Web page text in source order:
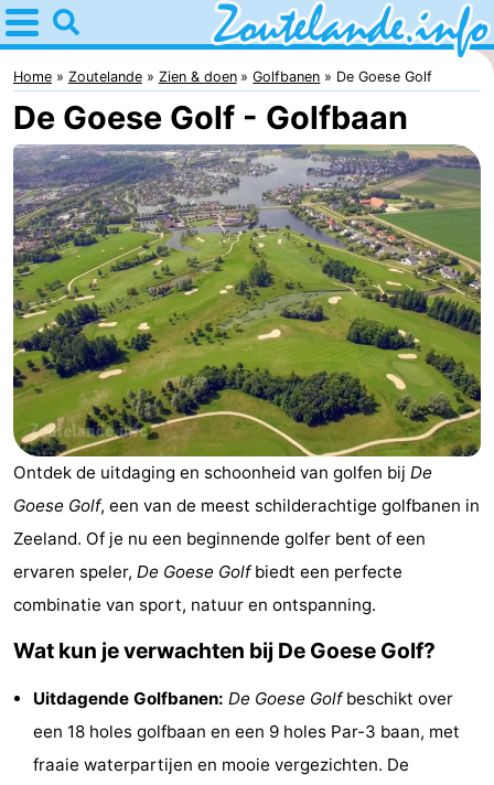
Home
Zoutelande
Tips
Voor
kinderen
Webcam
Webcam
Langstraat
Webcam
Strand
Overnachten
Appartementen
Bed
breakfasts)
Hotels
Zien
Home Zoutelande Zien & doen Golfbanen De Goese Golf
De Goese Golf - Golfbaan
Ontdek de uitdaging en schoonheid van golfen bij De
Goese Golf, een van de meest schilderachtige golfbanen in
Zeeland. Of je nu een beginnende golfer bent of een
ervaren speler, De Goese Golfbiedt een perfecte
combinatie van sport, natuur en ontspanning.
Wat kun je verwachten bij De Goese Golf?
Uitdagende Golfbanen: De Goese Golfbeschikt over
een 18 holes golfbaan en een 9 holes Par-3 baan, met
fraaie waterpartijen en mooie vergezichten. De